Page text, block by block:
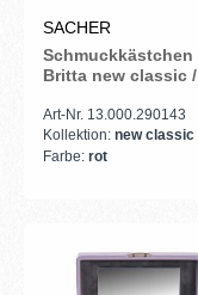
SACHER
Schmuckkästchen
Britta new classic /
Art-Nr. 13.000.290143
Kollektion: new classic
Farbe: rot